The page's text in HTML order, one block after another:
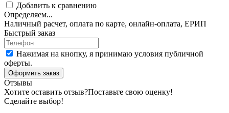
Добавить к сравнению
Определяем...
Наличный расчет, оплата по карте, онлайн-оплата, ЕРИП
Быстрый заказ
Нажимая на кнопку, я принимаю условия публичной
оферты.
Оформить заказ
Отзывы
Хотите оставить отзыв?Поставьте свою оценку!
Сделайте выбор!